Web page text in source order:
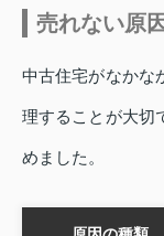
売れない原
中古住宅がなかな
理することが大切
めました。